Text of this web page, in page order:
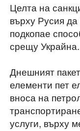
Целта на
върху Русия
подкопае
срещу Украйна.
Днешният
елементи пет
вноса на
услуги, върху